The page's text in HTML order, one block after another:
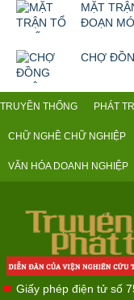
MẶT
ĐOẠN
CHỢ
TRUYỀN THỐNG PHÁT
CHỮ NGHỀ CHỮ NGHIỆP
VĂN HÓA DOANH NGHIỆP
Giấy phép điện tử số